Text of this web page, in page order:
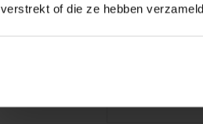
verstrekt of die ze hebben